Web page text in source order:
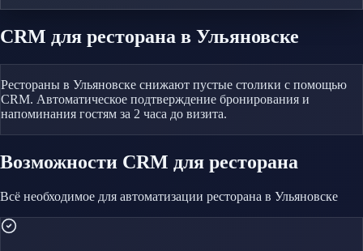
CRM для ресторана в Ульяновске
Рестораны в Ульяновске снижают пустые столики с помощью
CRM. Автоматическое подтверждение бронирования и
напоминания гостям за 2 часа до визита.
Возможности CRM для ресторана
Всё необходимое для автоматизации ресторана в Ульяновске